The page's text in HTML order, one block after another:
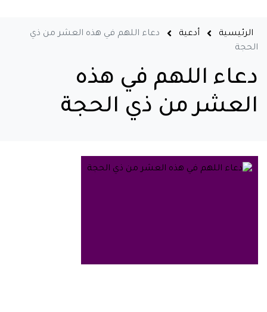
الرئيسية أدعية
دعاء اللهم في هذه العشر من ذي
الحجة
دعاء اللهم في هذه
العشر من ذي الحجة